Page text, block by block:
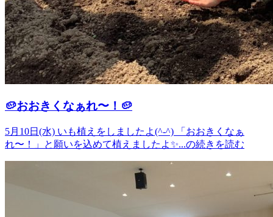
🥔おおきくなぁれ〜！🥔
5月10日(水) いも植えをしましたよ(^-^) 「おおきくなぁ
れ〜！」と願いを込めて植えましたよ✨...の続きを読む